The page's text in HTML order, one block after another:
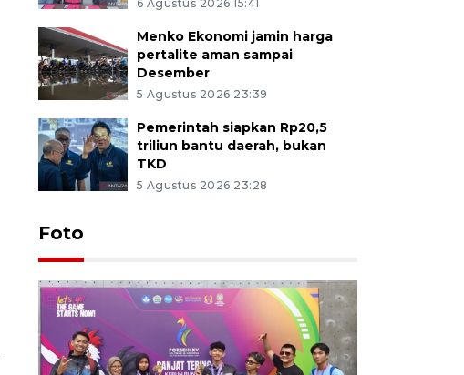
6 Agustus 2026 15:41
Menko Ekonomi jamin harga
pertalite aman sampai
Desember
5 Agustus 2026 23:39
Pemerintah siapkan Rp20,5
triliun bantu daerah, bukan
TKD
5 Agustus 2026 23:28
Foto